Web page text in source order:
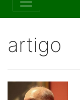
artigo